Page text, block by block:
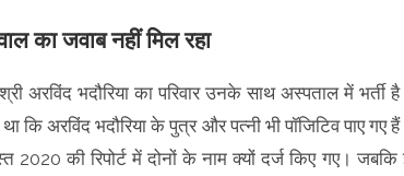
का जवाब नहीं मिल रहा
अरविंद भदौरिया का परिवार उनके साथ अस्पताल में
कि अरविंद भदौरिया के पुत्र और पत्नी भी पॉजिटिव पाए
2020 की रिपोर्ट में दोनों के नाम क्यों दर्ज किए गए।